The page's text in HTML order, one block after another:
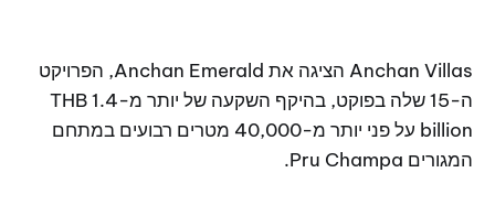
Anchan Villas הציגה את Anchan Emerald, הפרויקט
ה-15 שלה בפוקט, בהיקף השקעה של יותר מ-THB 1.4
billion על פני יותר מ-40,000 מטרים רבועים במתחם
המגורים Pru Champa.